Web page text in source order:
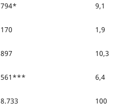
794* 9,1
170 1,9
897 10,3
561*** 6,4
8.733 100